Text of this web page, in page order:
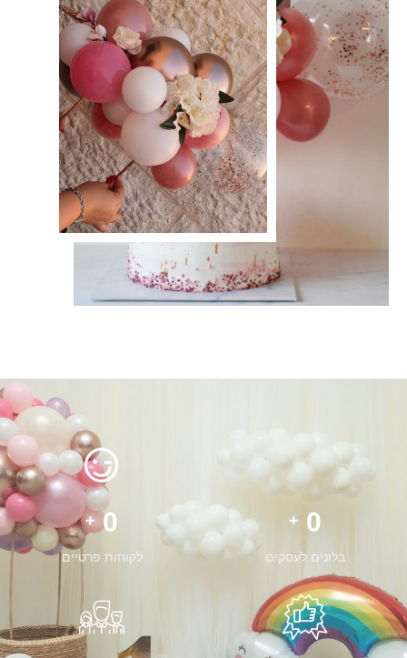
0
+
בלונים לעסקים
0
+
לקוחות פרטיים